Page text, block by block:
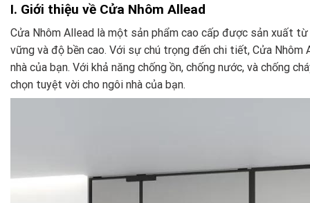
I. Giới thiệu về Cửa Nhôm Allead
Cửa Nhôm Allead là một sản phẩm cao cấp được sản xuất
vững và độ bền cao. Với sự chú trọng đến chi tiết, Cửa
nhà của bạn. Với khả năng chống ồn, chống nước, và chống
chọn tuyệt vời cho ngôi nhà của bạn.